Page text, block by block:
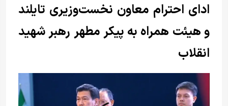
ادای احترام معاون نخست‌وزیری تایلند
و هیئت همراه به پیکر مطهر رهبر شهید
انقلاب